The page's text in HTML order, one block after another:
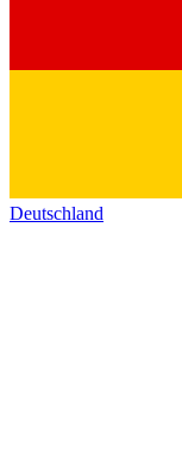
Deutschland